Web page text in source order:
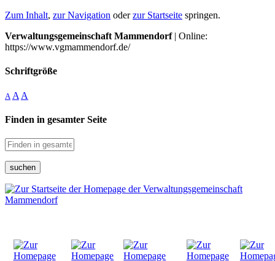
Zum Inhalt, zur Navigation oderzur Startseite springen.
Verwaltungsgemeinschaft Mammendorf| Online:
https://www.vgmammendorf.de/
Schriftgröße
A A A
Finden in gesamter Seite
suchen